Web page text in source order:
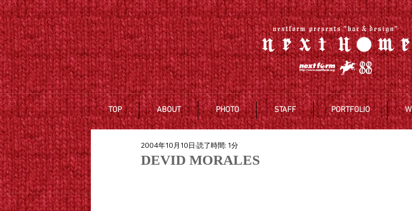
TOP ABOUT PHOTO STAFF PORTFOLIO
DEVID MORALES
2004年10月10日 読了時間: 1分